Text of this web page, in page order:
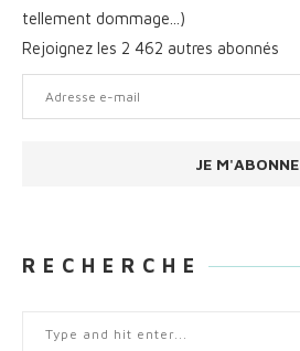
tellement dommage...)
Rejoignez les 2 462 autres abonnés
e-
JE M'ABONNE
R E C H E R C H E